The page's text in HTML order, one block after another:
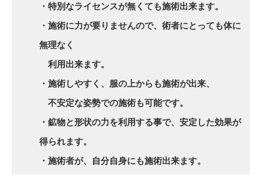
・特別なライセンスが無くても施術出来ます。
・施術に力が要りませんので、術者にとっても体に
無理なく
利用出来ます。
・施術しやすく、服の上からも施術が出来、
不安定な姿勢での施術も可能です。
・鉱物と形状の力を利用する事で、安定した効果が
得られます。
・施術者が、自分自身にも施術出来ます。